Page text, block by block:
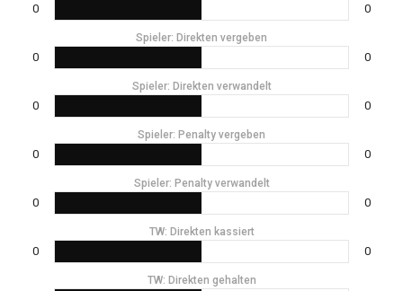
0 0
Spieler: Direkten vergeben
0 0
Spieler: Direkten verwandelt
0 0
Spieler: Penalty vergeben
0 0
Spieler: Penalty verwandelt
0 0
TW: Direkten kassiert
0 0
TW: Direkten gehalten